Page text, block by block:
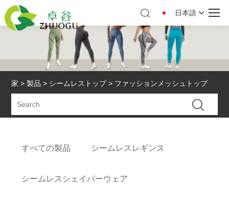
日本語
家 > 製品 > シームレストップ> ファッションメッシュトップ
すべての製品 シームレスレギンス
シームレスシェイパーウェア